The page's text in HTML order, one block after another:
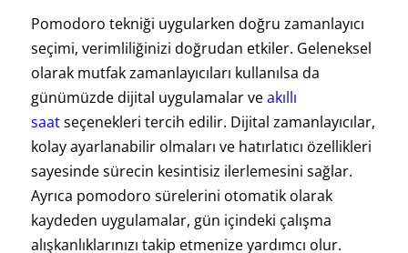
Pomodoro tekniği uygularken doğru zamanlayıcı
seçimi, verimliliğinizi doğrudan etkiler. Geleneksel
olarak mutfak zamanlayıcıları kullanılsa da
günümüzde dijital uygulamalar veakıllı
saatseçenekleri tercih edilir. Dijital zamanlayıcılar,
kolay ayarlanabilir olmaları ve hatırlatıcı özellikleri
sayesinde sürecin kesintisiz ilerlemesini sağlar.
Ayrıca pomodoro sürelerini otomatik olarak
kaydeden uygulamalar, gün içindeki çalışma
alışkanlıklarınızı takip etmenize yardımcı olur.